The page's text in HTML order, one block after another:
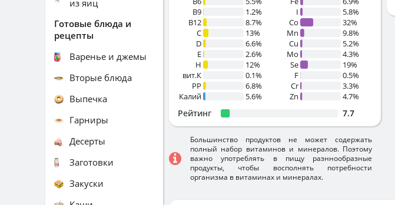
B9
1.2%
B12
8.7%
C
13%
D
6.6%
E
2.6%
H
12%
вит.К
0.1%
PP
6.8%
Калий
5.6%
I
5.8%
Co
32%
Mn
9.8%
Cu
5.2%
Mo
4.3%
Se
19%
F
0.5%
Cr
3.3%
Zn
4.7%
Рейтинг 7.7
Большинство продуктов не может содержать
полный набор витаминов и минералов. Поэтому
важно употреблять в пищу разннообразные
продукты, чтобы восполнять потребности
организма в витаминах и минералах.
из яиц
Готовые блюда и
рецепты
Варенье и джемы
Вторые блюда
Выпечка
Гарниры
Десерты
Заготовки
Закуски